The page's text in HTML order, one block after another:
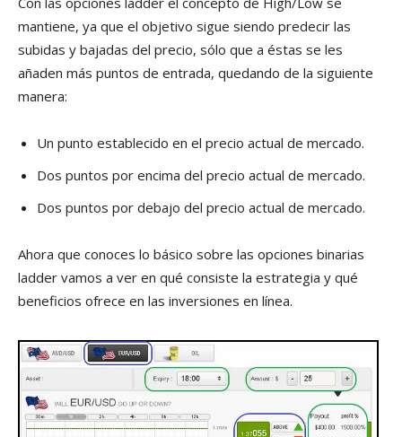
mantiene, ya que el objetivo sigue siendo predecir las
subidas y bajadas del precio, sólo que a éstas se les
añaden más puntos de entrada, quedando de la siguiente
manera:
Un punto establecido en el precio actual de mercado.
Dos puntos por encima del precio actual de mercado.
Dos puntos por debajo del precio actual de mercado.
Ahora que conoces lo básico sobre las opciones binarias
ladder vamos a ver en qué consiste la estrategia y qué
beneficios ofrece en las inversiones en línea.